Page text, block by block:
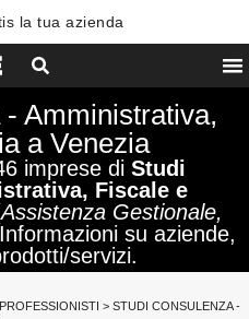
la tua azienda
Amministrativa,
a Venezia
imprese di Studi
Fiscale e
Assistenza Gestionale,
su aziende,
servizi.
> STUDI CONSULENZA -